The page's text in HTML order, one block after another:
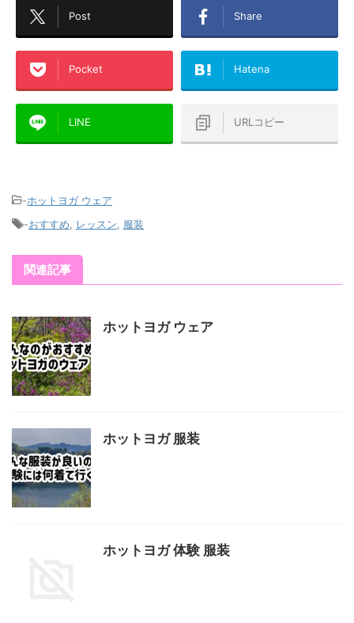
Post Share
Pocket Hatena
LINE URLコピー
-ホットヨガ ウェア
-おすすめ レッスン 服装
関連記事
ホットヨガ ウェア
ホットヨガ 服装
ホットヨガ 体験 服装